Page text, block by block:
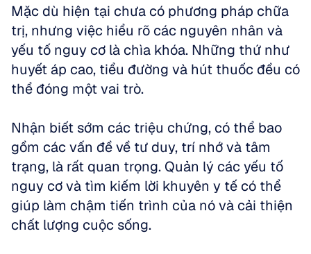
Mặc dù hiện tại chưa có phương pháp chữa
trị, nhưng việc hiểu rõ các nguyên nhân và
yếu tố nguy cơ là chìa khóa. Những thứ như
huyết áp cao, tiểu đường và hút thuốc đều có
thể đóng một vai trò.
Nhận biết sớm các triệu chứng, có thể bao
gồm các vấn đề về tư duy, trí nhớ và tâm
trạng, là rất quan trọng. Quản lý các yếu tố
nguy cơ và tìm kiếm lời khuyên y tế có thể
giúp làm chậm tiến trình của nó và cải thiện
chất lượng cuộc sống.